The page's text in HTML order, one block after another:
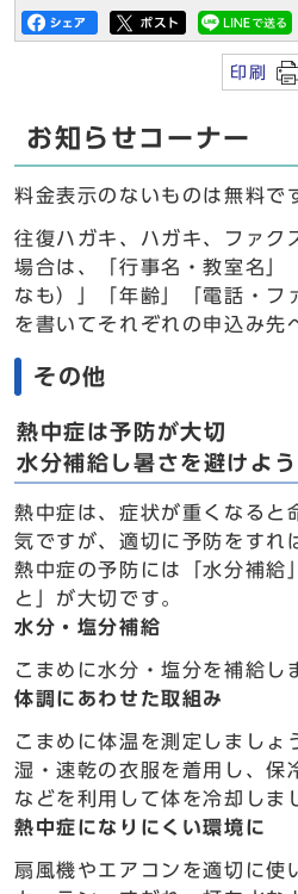
印刷
お知らせコーナー
料金表示のないものは無料で
往復ハガキ、ハガキ、ファク
場合は、「行事名・教室名」
なも）」「年齢」「電話・フ
を書いてそれぞれの申込み先
その他
熱中症は予防が大切
水分補給し暑さを避けよう
熱中症は、症状が重くなると
気ですが、適切に予防をすれ
熱中症の予防には「水分補給
と」が大切です。
水分・塩分補給
こまめに水分・塩分を補給し
体調にあわせた取組み
こまめに体温を測定しましょ
湿・速乾の衣服を着用し、保
などを利用して体を冷却しま
熱中症になりにくい環境に
扇風機やエアコンを適切に使